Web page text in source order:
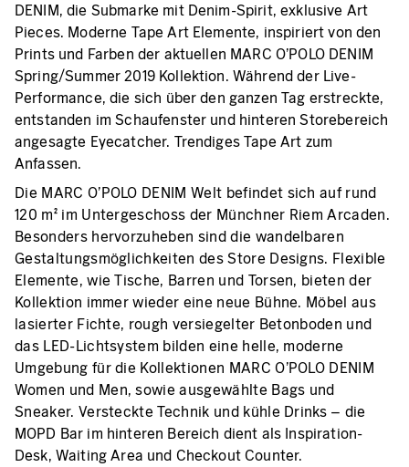
DENIM, die Submarke mit Denim-Spirit, exklusive Art
Pieces. Moderne Tape Art Elemente, inspiriert von den
Prints und Farben der aktuellen MARC O’POLO DENIM
Spring/Summer 2019 Kollektion. Während der Live-
Performance, die sich über den ganzen Tag erstreckte,
entstanden im Schaufenster und hinteren Storebereich
angesagte Eyecatcher. Trendiges Tape Art zum
Anfassen.
Die MARC O’POLO DENIM Welt befindet sich auf rund
120 m² im Untergeschoss der Münchner Riem Arcaden.
Besonders hervorzuheben sind die wandelbaren
Gestaltungsmöglichkeiten des Store Designs. Flexible
Elemente, wie Tische, Barren und Torsen, bieten der
Kollektion immer wieder eine neue Bühne. Möbel aus
lasierter Fichte, rough versiegelter Betonboden und
das LED-Lichtsystem bilden eine helle, moderne
Umgebung für die Kollektionen MARC O’POLO DENIM
Women und Men, sowie ausgewählte Bags und
Sneaker. Versteckte Technik und kühle Drinks – die
MOPD Bar im hinteren Bereich dient als Inspiration-
Desk, Waiting Area und Checkout Counter.